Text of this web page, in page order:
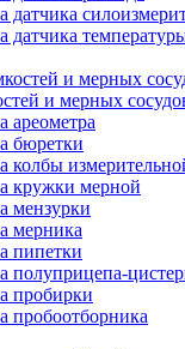
датчика
датчика
и мерных
ареометра
бюретки
колбы
кружки мерной
мензурки
мерника
пипетки
полуприцепа-
пробирки
пробоотборника